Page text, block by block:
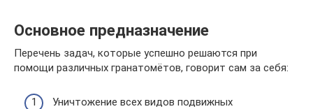
Основное предназначение
Перечень задач, которые успешно решаются при
помощи различных гранатомётов, говорит сам за себя:
Уничтожение всех видов подвижных